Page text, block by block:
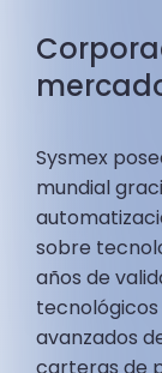
Sysmex
mundial
sobre
años de
avanzados